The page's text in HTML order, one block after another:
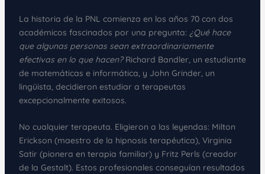
La historia de la PNL comienza en los años 70 con dos
académicos fascinados por una pregunta: ¿Qué hace
que algunas personas sean extraordinariamente
efectivas en lo que hacen?Richard Bandler, un estudiante
de matemáticas e informática, y John Grinder, un
lingüista, decidieron estudiar a terapeutas
excepcionalmente exitosos.
No cualquier terapeuta. Eligieron a las leyendas: Milton
Erickson (maestro de la hipnosis terapéutica), Virginia
Satir (pionera en terapia familiar) y Fritz Perls (creador
de la Gestalt). Estos profesionales conseguían resultados